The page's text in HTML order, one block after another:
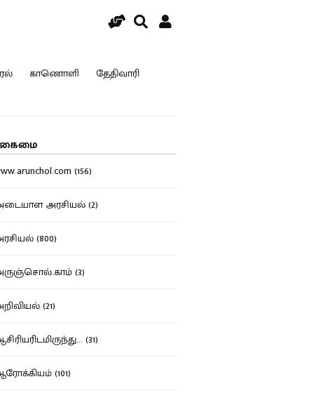
காணொளி தேதிவாரி
(156)
அரசியல் (2)
(800)
(3)
(21)
(31)
(101)